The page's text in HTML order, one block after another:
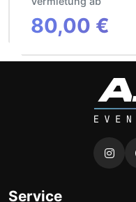
80,00 €
Service